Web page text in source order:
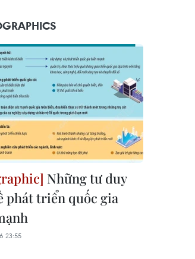
Những tư duy
phát triển quốc gia
23:55